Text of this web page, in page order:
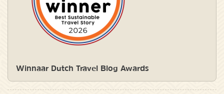
Winnaar Dutch Travel Blog Awards